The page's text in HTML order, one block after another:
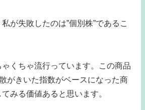
が失敗したのは”個別株”であるこ
くちゃ流行っています。この商品
がきいた指数がベースになった商
みる価値あると思います。